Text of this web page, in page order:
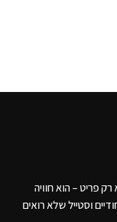
פריט – הוא חוויה
וסטייל שלא רואים